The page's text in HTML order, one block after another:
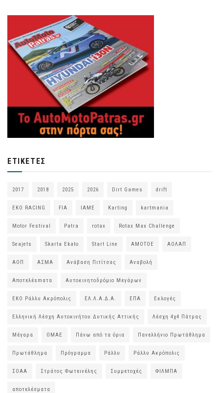
ΕΤΙΚΈΤΕΣ
2017 2018 2025 2026 Dirt Games drift
EKO RACING FIA IAME Karting kartmania
Motor Festival Patra rotax Rotax Max Challenge
Seajets Skarta Ekato Start Line ΑΜΟΤΟΕ ΑΟΛΑΠ
ΑΟΠ ΑΣΜΑ Ανάβαση Πιτίτσας Αναβολή
Αποτελέsmατα Αυτοκινητοδρόμιο Μεγάρων
ΕΚΟ Ράλλυ Ακρόπολις ΕΛ.Λ.Α.Δ.Α. ΕΠΑ Εκλογές
Ελληνική Λέσχη Αυτοκινήτου Δυτικής Αττικής Λέσχη 4χ4 Πάτρας
Μέγαρα ΟΜΑΕ Πάνω από τα όρια Πανελλήνιο Πρωτάθλημα
Πρωτάθλημα Πρόγραμμα Ράλλυ Ράλλυ Ακρόπολις
ΣΟΑΑ Στράτος Φωτεινέλης Συμμετοχές ΦΙΛΜΠΑ
αποτελέσματα